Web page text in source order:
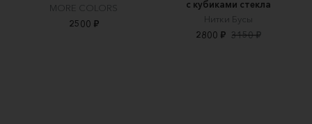
MORE COLORS
2500 ₽
с кубиками стекла
Нитки Бусы
2800 ₽ 3150 ₽